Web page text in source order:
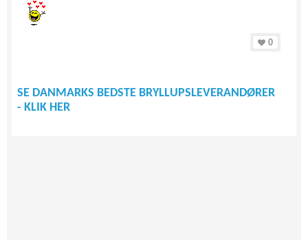
0
SE DANMARKS BEDSTE BRYLLUPSLEVERANDØRER
- KLIK HER